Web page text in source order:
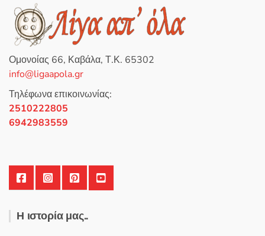
θ
η
κ
ε
μ
α
π
ό
5
Ομονοίας 66, Καβάλα, Τ.Κ. 65302
info@ligaapola.gr
Τηλέφωνα επικοινωνίας:
2510222805
6942983559
Η ιστορία μας..